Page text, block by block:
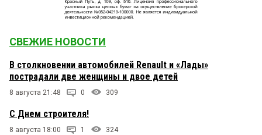
СВЕЖИЕ НОВОСТИ
В столкновении автомобилей Renault и «Лады»
пострадали две женщины и двое детей
8 августа 21:48 0 309
С Днем строителя!
8 августа 18:00 1 324